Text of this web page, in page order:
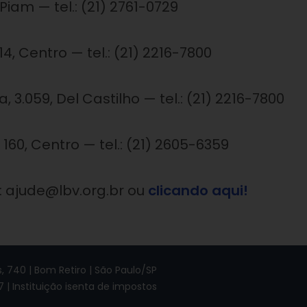
— tel.: (21) 2761-0729
Centro — tel.: (21) 2216-7800
3.059, Del Castilho — tel.: (21) 2216-7800
Centro — tel.: (21) 2605-6359
ou clicando aqui!
740 | Bom Retiro | São Paulo/SP
| Instituição isenta de impostos